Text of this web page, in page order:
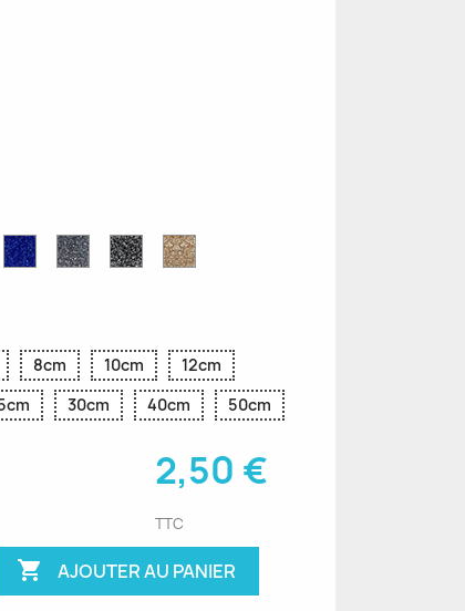
Paillettes
Bleu
Gris
Pailleté
Paillettes
Noires
Paillettes
d'Or
8cm 10cm
12cm
30cm 40cm 50cm
2,50 €
TTC
 AJOUTER AU PANIER